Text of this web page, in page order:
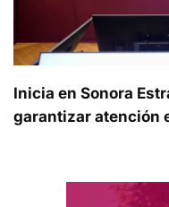
Inicia en Sonora
garantizar atención